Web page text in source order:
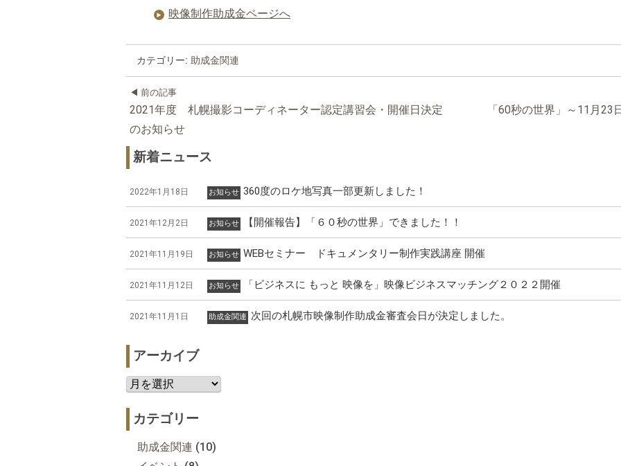
映像制作助成金ページへ
カテゴリー: 助成金関連
前の記事
2021年度 札幌撮影コーディネーター認定講習会・開催日決定
のお知らせ
「60秒の世界」～11月
新着ニュース
2022年1月18日 お知らせ 360度のロケ地写真一部更新しました！
2021年12月2日 お知らせ 【開催報告】「６０秒の世界」できました！！
2021年11月19日 お知らせ WEBセミナー ドキュメンタリー制作実践講座 開催
2021年11月12日 お知らせ 「ビジネスに もっと 映像を」映像ビジネスマッチング２０２２開催
2021年11月1日 助成金関連 次回の札幌市映像制作助成金審査会日が決定しました。
アーカイブ
カテゴリー
助成金関連 (10)